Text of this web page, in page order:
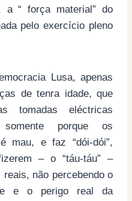
a “ força material” do
pelo exercício pleno
Lusa, apenas
de tenra idade, que
tomadas eléctricas
porque os
mau, e faz “dói-dói”,
– o “táu-táu” –
não percebendo o
e o perigo real da